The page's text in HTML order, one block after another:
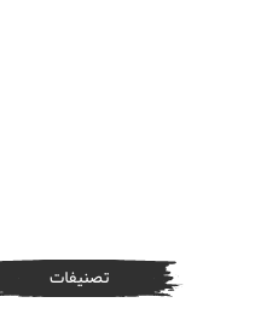
تصنيفات